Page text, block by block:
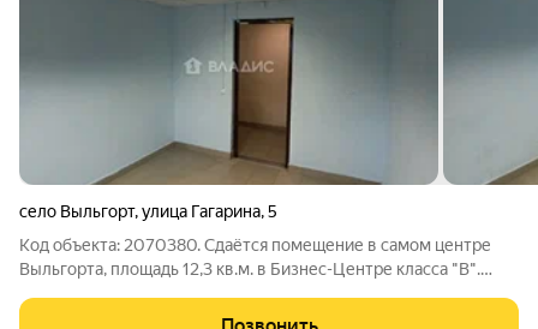
село Выльгорт,улица Гагарина,5
Код объекта: 2070380. Сдаётся помещение в самом центре
Выльгорта, площадь 12,3 кв.м. в Бизнес-Центре класса "В".
Развитая инфраструктура, в пешей доступности: Автобусные